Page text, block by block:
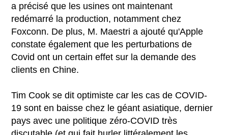
a précisé que les usines ont maintenant
redémarré la production, notamment chez
Foxconn. De plus, M. Maestri a ajouté qu'Apple
constate également que les perturbations de
Covid ont un certain effet sur la demande des
clients en Chine.
Tim Cook se dit optimiste car les cas de COVID-
19 sont en baisse chez le géant asiatique, dernier
pays avec une politique zéro-COVID très